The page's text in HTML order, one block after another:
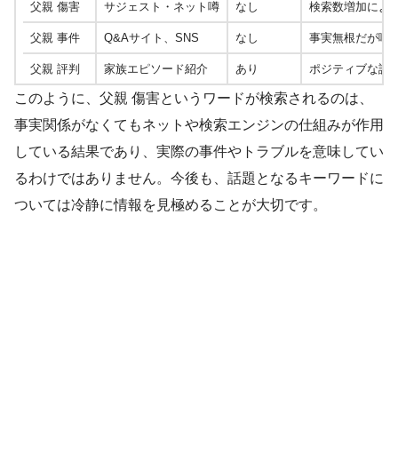
父親 傷害 サジェスト・ネット噂 なし 検索数増加によ
父親 事件 Q&Aサイト、SNS なし 事実無根だが噂
父親 評判 家族エピソード紹介 あり ポジティブな評
このように、父親 傷害というワードが検索されるのは、
事実関係がなくてもネットや検索エンジンの仕組みが作用
している結果であり、実際の事件やトラブルを意味してい
るわけではありません。今後も、話題となるキーワードに
ついては冷静に情報を見極めることが大切です。